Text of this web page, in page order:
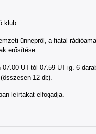
klub
ünnepről, a fiatal
erősítése.
07.00 UT-tól 07.59 UT-ig. 6
12 db).
leírtakat elfogadja.